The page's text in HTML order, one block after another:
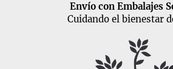
Envío con Embalajes
Cuidando el bienestar